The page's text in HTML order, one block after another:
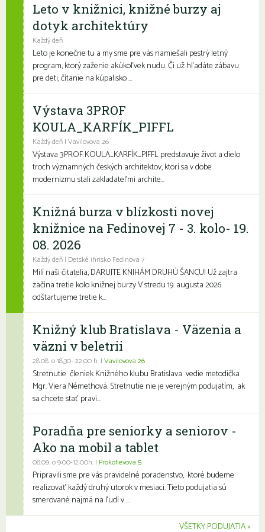
Leto v knižnici, knižné burzy aj
dotyk architektúry
Každý deň
Leto je konečne tu a my sme pre vás namiešali pestrý letný
program, ktorý zaženie akúkoľvek nudu. Či už hľadáte zábavu
pre deti, čítanie na kúpalisko ...
Výstava 3PROF
KOULA_KARFÍK_PIFFL
Každý deň | Vavilovova 26
Výstava 3PROF KOULA_KARFÍK_PIFFL predstavuje život a dielo
troch významných českých architektov, ktorí sa v dobe
modernizmu stali zakladateľmi archite...
Knižná burza v blízkosti novej
knižnice na Fedinovej 7 - 3. kolo- 19.
08. 2026
Každý deň | Detské ihrisko Fedinova 7
Milí naši čitatelia, DARUJTE KNIHÁM DRUHÚ ŠANCU! Už zajtra
začína tretie kolo knižnej burzy V stredu 19. augusta 2026
odštartujeme tretie k...
Knižný klub Bratislava - Väzenia a
väzni v beletrii
28.08. o 18,30- 22,00 h. | Vavilovova 26
Stretnutie členiek Knižného klubu Bratislava vedie metodička
Mgr. Viera Némethová. Stretnutie nie je verejným podujatím, ak
sa chcete stať pravi...
Poradňa pre seniorky a seniorov -
Ako na mobil a tablet
08.09. o 9:00-12:00h. | Prokofievova 5
Pripravili sme pre vás pravidelné poradenstvo, ktoré budeme
realizovať každý druhý utorok v mesiaci. Tieto podujatia sú
smerované najmä na ľudí v ...
VŠETKY PODUJATIA